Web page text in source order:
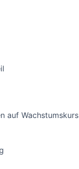
auf Wachstumskurs